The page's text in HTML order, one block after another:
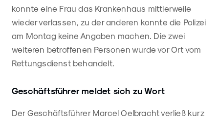
konnte eine Frau das Krankenhaus mittlerweile
wieder verlassen, zu der anderen konnte die Polizei
am Montag keine Angaben machen. Die zwei
weiteren betroffenen Personen wurde vor Ort vom
Rettungsdienst behandelt.
Geschäftsführer meldet sich zu Wort
Der Geschäftsführer Marcel Oelbracht verließ kurz